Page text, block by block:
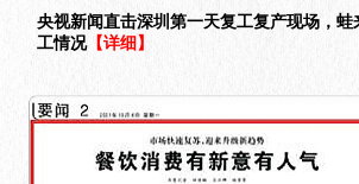
央视新闻直击深圳第一天复工复产现场，蛙
工情况【详细】